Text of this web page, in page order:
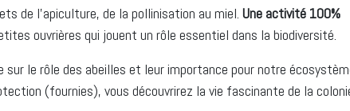
de l’apiculture, de la pollinisation au miel. Une activité 100%
ouvrières qui jouent un rôle essentiel dans la biodiversité.
sur le rôle des abeilles et leur importance pour notre
(fournies), vous découvrirez la vie fascinante de la